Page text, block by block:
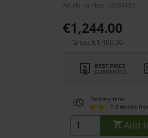
Article number: 12283485
€1,244.00
Gross:€1,480.36
Delivery time:
1-2 weeks
Add